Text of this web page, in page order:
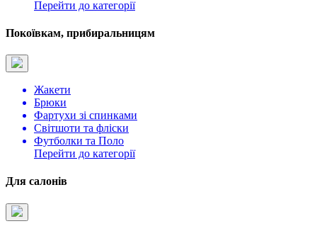
Перейти до категорії
Покоївкам, прибиральницям
Жакети
Брюки
Фартухи зі спинками
Світшоти та фліски
Футболки та Поло
Перейти до категорії
Для салонів